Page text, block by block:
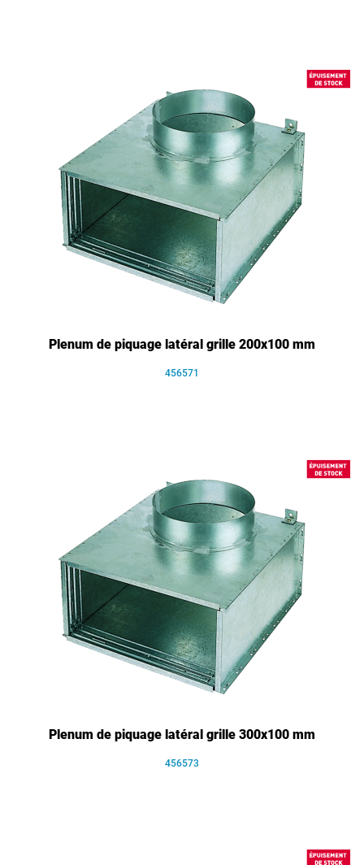
Plenum de piquage latéral grille 200x100 mm
456571
Plenum de piquage latéral grille 300x100 mm
456573